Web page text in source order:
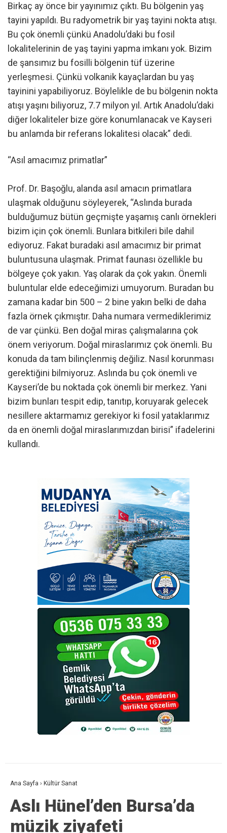
Birkaç ay önce bir yayınımız çıktı. Bu bölgenin yaş
tayini yapıldı. Bu radyometrik bir yaş tayini nokta atışı.
Bu çok önemli çünkü Anadolu’daki bu fosil
lokalitelerinin de yaş tayini yapma imkanı yok. Bizim
de şansımız bu fosilli bölgenin tüf üzerine
yerleşmesi. Çünkü volkanik kayaçlardan bu yaş
tayinini yapabiliyoruz. Böylelikle de bu bölgenin nokta
atışı yaşını biliyoruz, 7.7 milyon yıl. Artık Anadolu’daki
diğer lokaliteler bize göre konumlanacak ve Kayseri
bu anlamda bir referans lokalitesi olacak” dedi.
“Asıl amacımız primatlar”
Prof. Dr. Başoğlu, alanda asıl amacın primatlara
ulaşmak olduğunu söyleyerek, “Aslında burada
bulduğumuz bütün geçmişte yaşamış canlı örnekleri
bizim için çok önemli. Bunlara bitkileri bile dahil
ediyoruz. Fakat buradaki asıl amacımız bir primat
buluntusuna ulaşmak. Primat faunası özellikle bu
bölgeye çok yakın. Yaş olarak da çok yakın. Önemli
buluntular elde edeceğimizi umuyorum. Buradan bu
zamana kadar bin 500 – 2 bine yakın belki de daha
fazla örnek çıkmıştır. Daha numara vermediklerimiz
de var çünkü. Ben doğal miras çalışmalarına çok
önem veriyorum. Doğal miraslarımız çok önemli. Bu
konuda da tam bilinçlenmiş değiliz. Nasıl korunması
gerektiğini bilmiyoruz. Aslında bu çok önemli ve
Kayseri’de bu noktada çok önemli bir merkez. Yani
bizim bunları tespit edip, tanıtıp, koruyarak gelecek
nesillere aktarmamız gerekiyor ki fosil yataklarımız
da en önemli doğal miraslarımızdan birisi” ifadelerini
kullandı.
Ana Sayfa › Kültür Sanat
Aslı Hünel’den Bursa’da
müzik ziyafeti